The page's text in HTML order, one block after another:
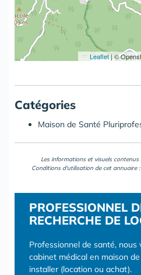
Leaflet |©
Catégories
Maison de Santé
Les informations et visuels
Conditions d'utilisation de cet annuaire
PROFESSIONNEL
RECHERCHE DE
Professionnel de santé,
cabinet médical en maison
installer (location ou achat).